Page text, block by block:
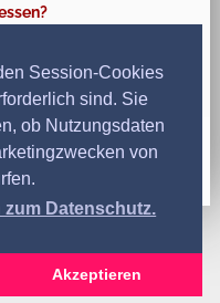
Session-Cookies
sind. Sie
ob Nutzungsdaten
von
Datenschutz.
Akzeptieren